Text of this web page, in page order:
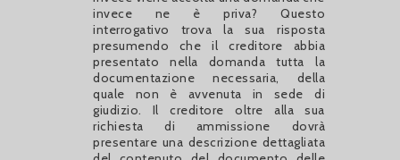
invece ne è priva? Questo
interrogativo trova la sua risposta
presumendo che il creditore abbia
presentato nella domanda tutta la
documentazione necessaria, della
quale non è avvenuta in sede di
giudizio. Il creditore oltre alla sua
richiesta di ammissione dovrà
presentare una descrizione dettagliata